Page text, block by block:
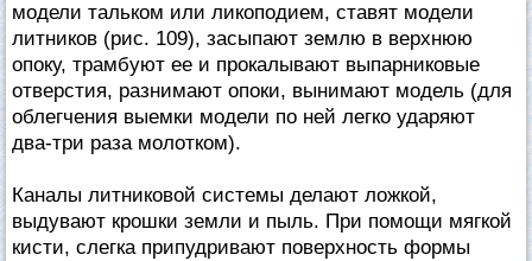
модели тальком или ликоподием, ставят модели
литников (рис. 109), засыпают землю в верхнюю
опоку, трамбуют ее и прокалывают выпарниковые
отверстия, разнимают опоки, вынимают модель (для
облегчения выемки модели по ней легко ударяют
два-три раза молотком).
Каналы литниковой системы делают ложкой,
выдувают крошки земли и пыль. При помощи мягкой
кисти, слегка припудривают поверхность формы